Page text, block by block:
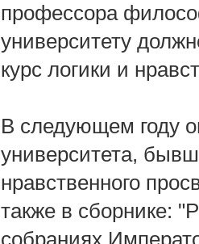
профессора
университету
курс логики и
В следующем году
университета,
нравственного
также в сборнике:
собраниях